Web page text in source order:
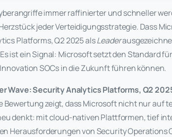
immer raffinierter und schneller
jeder Verteidigungsstrategie. Dass
Platforms, Q2 2025 alsLeader
ist ein Signal: Microsoft setzt den Standard
SOCs in die Zukunft führen können.
Wave: Security Analytics Platforms, Q2
Bewertung zeigt, dass Microsoft nicht nur auf
denkt: mit cloud-nativen Plattformen, tief
Herausforderungen von Security Operations